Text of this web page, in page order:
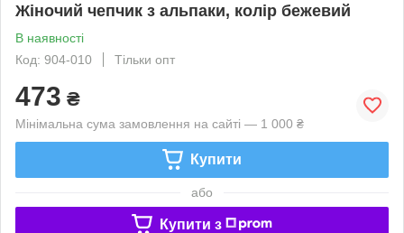
Жіночий чепчик з альпаки, колір бежевий
В наявності
Код: 904-010
Тільки опт
473 ₴
Мінімальна сума замовлення на сайті — 1 000 ₴
Купити
або
Купити з